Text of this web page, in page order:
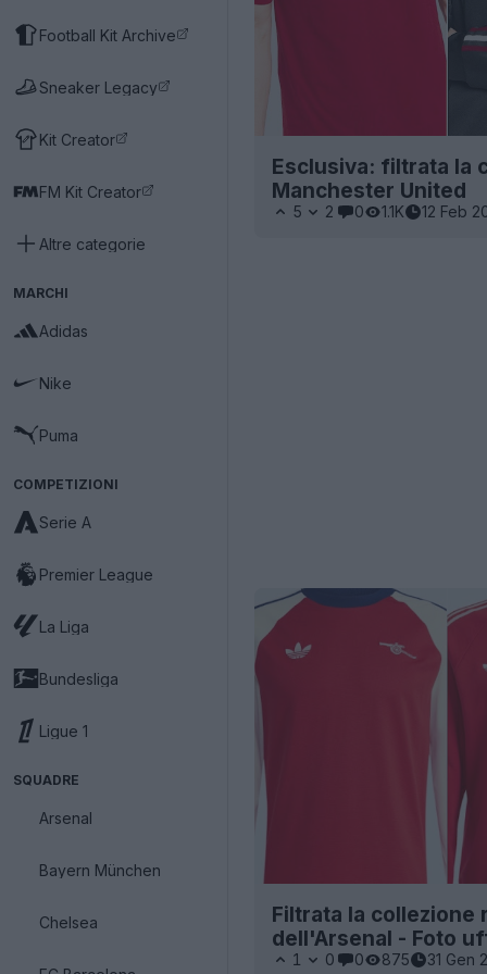
Football Kit Archive
Sneaker Legacy
Kit Creator
FM Kit Creator
Altre categorie
MARCHI
Adidas
Nike
Puma
COMPETIZIONI
Serie A
Premier League
La Liga
Bundesliga
Ligue 1
SQUADRE
Arsenal
Bayern München
Chelsea
Esclusiva: filtrata la
Manchester United
5 2 0 1.1K 12 Feb
Filtrata la collezione
dell'Arsenal - Foto
1 0 0 875 31 Gen